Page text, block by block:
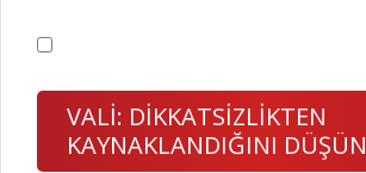
VALİ: DİKKATSİZLİKTEN
KAYNAKLANDIĞINI